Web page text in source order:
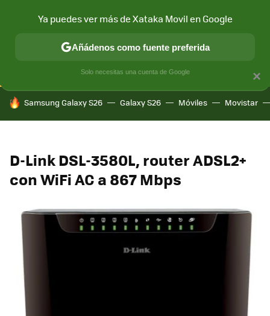
CONECTIVIDAD MÓVIL Y SOCIEDAD APLICACIONES
HOY SE HABLA DE
Samsung Galaxy S26 Galaxy S26 Móviles Movistar
D-Link DSL-3580L, router ADSL2+
con WiFi AC a 867 Mbps
×
Ya puedes ver más de Xataka Movil en Google
Añádenos como fuente preferida
Solo necesitas una cuenta de Google